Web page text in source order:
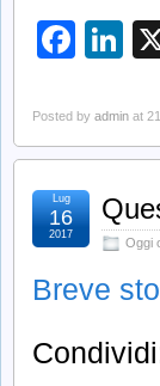
Posted by admin at
Oggi
Lug
16
2017
Breve